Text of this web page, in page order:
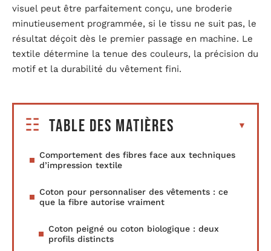
visuel peut être parfaitement conçu, une broderie
minutieusement programmée, si le tissu ne suit pas, le
résultat déçoit dès le premier passage en machine. Le
textile détermine la tenue des couleurs, la précision du
motif et la durabilité du vêtement fini.
Table des matières
Comportement des fibres face aux techniques
d’impression textile
Coton pour personnaliser des vêtements : ce
que la fibre autorise vraiment
Coton peigné ou coton biologique : deux
profils distincts